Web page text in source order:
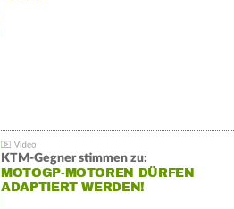
KTM-Gegner stimmen zu:
MOTOGP-MOTOREN DÜRFEN
ADAPTIERT WERDEN!